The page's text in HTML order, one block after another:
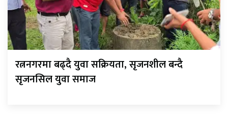
रत्ननगरमा बढ्दै युवा सक्रियता, सृजनशील बन्दै
सृजनसिल युवा समाज